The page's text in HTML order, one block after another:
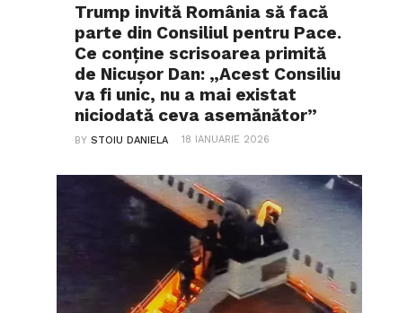
Trump invită România să facă
parte din Consiliul pentru Pace.
Ce conține scrisoarea primită
de Nicușor Dan: „Acest Consiliu
va fi unic, nu a mai existat
niciodată ceva asemănător”
BYSTOIU DANIELA 18 IANUARIE 2026